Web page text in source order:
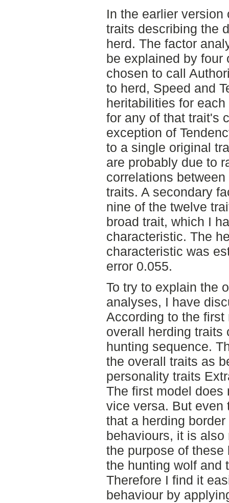
In the earlier version
traits describing the
herd. The factor
be explained by four
chosen to call
to herd, Speed and
heritabilities for
for any of that trait's
exception of
to a single original
are probably due to
correlations
traits. A secondary
nine of the twelve
broad trait, which I
characteristic. The
characteristic was
error 0.055.
To try to explain the
analyses, I have
According to the
overall herding traits
hunting sequence.
the overall traits as
personality traits
The first model does
vice versa. But even
that a herding
behaviours, it is
the purpose of
the hunting wolf and
Therefore I find it
behaviour by